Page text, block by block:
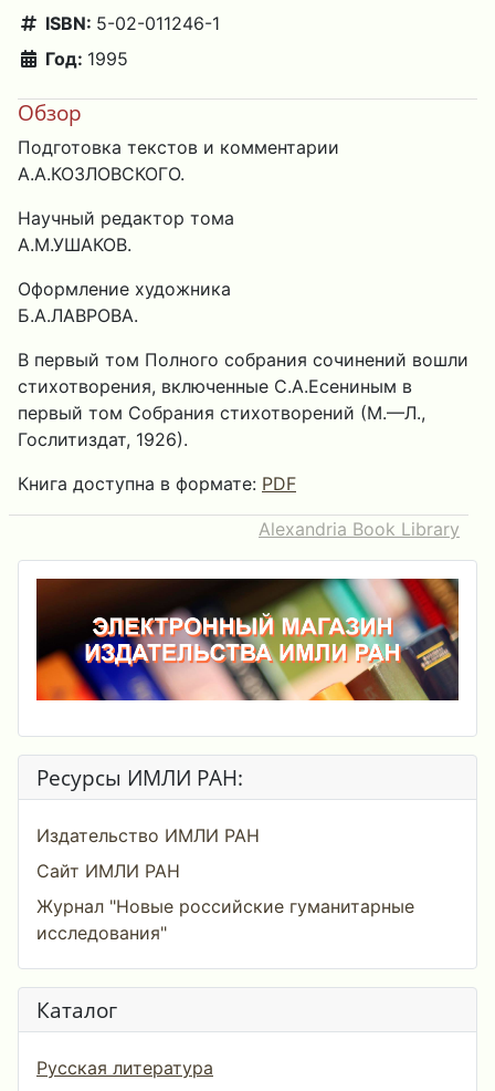
ISBN: 5-02-011246-1
Год: 1995
Обзор
Подготовка текстов и комментарии
А.А.КОЗЛОВСКОГО.
Научный редактор тома
А.М.УШАКОВ.
Оформление художника
Б.А.ЛАВРОВА.
В первый том Полного собрания сочинений вошли
стихотворения, включенные С.А.Есениным в
первый том Собрания стихотворений (М.—Л.,
Гослитиздат, 1926).
Книга доступна в формате: PDF
Alexandria Book Library
Ресурсы ИМЛИ РАН:
Издательство ИМЛИ РАН
Сайт ИМЛИ РАН
Журнал "Новые российские гуманитарные
исследования"
Каталог
Русская литература